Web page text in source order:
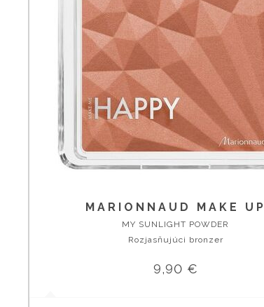
MARIONNAUD MAKE UP
MY SUNLIGHT POWDER
Rozjasňujúci bronzer
9,90 €